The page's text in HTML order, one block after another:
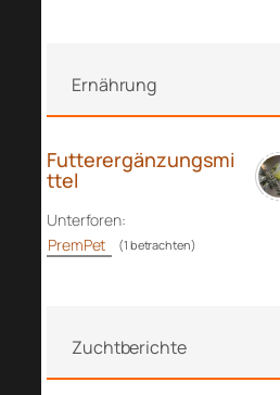
Ernährung
Futterergänzungsmi
ttel
Unterforen:
PremPet
(1 betrachten)
Zuchtberichte